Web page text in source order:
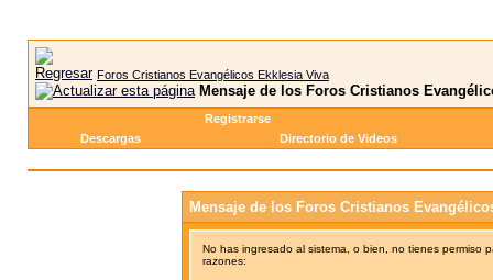
Foros Cristianos Evangélicos Ekklesia Viva
Mensaje de los Foros Cristianos
Registrarse
Descargas
Directorio de Videos
Mensaje de los Foros Cristianos
No has ingresado al sistema, o bien, no tienes permiso
razones: